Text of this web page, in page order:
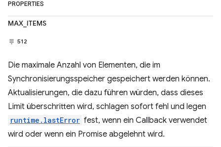
PROPERTIES
MAX_ITEMS
512
Die maximale Anzahl von Elementen, die im
Synchronisierungsspeicher gespeichert werden können.
Aktualisierungen, die dazu führen würden, dass dieses
Limit überschritten wird, schlagen sofort fehl und legen
runtime.lastError fest, wenn ein Callback verwendet
wird oder wenn ein Promise abgelehnt wird.